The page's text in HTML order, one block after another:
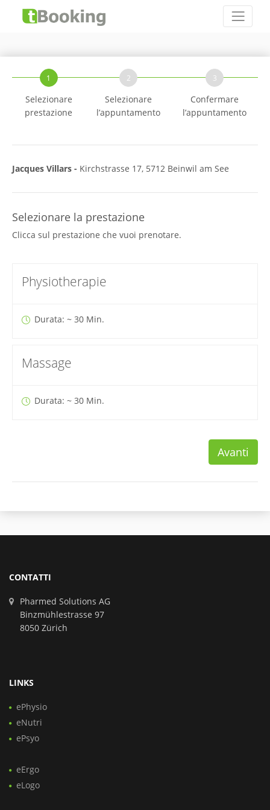
1
Selezionare
prestazione
2
Selezionare
l’appuntamento
3
Confermare
l’appuntamento
Jacques Villars - Kirchstrasse 17, 5712 Beinwil am See
Selezionare la prestazione
Clicca sul prestazione che vuoi prenotare.
Physiotherapie
Durata: ~ 30 Min.
Massage
Durata: ~ 30 Min.
Avanti
CONTATTI
Pharmed Solutions AG
Binzmühlestrasse 97
8050 Zürich
LINKS
ePhysio
eNutri
ePsyo
eErgo
eLogo